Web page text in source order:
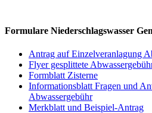
Formulare Niederschlagswasser
Antrag auf Einzelveranlagung
Flyer gesplittete
Formblatt Zisterne
Informationsblatt Fragen und
Abwassergebühr
Merkblatt und Beispiel-Antrag